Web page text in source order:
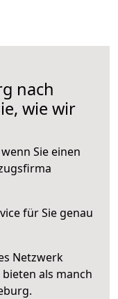
nach
wie wir
wenn Sie einen
für Sie genau
Netzwerk
als manch